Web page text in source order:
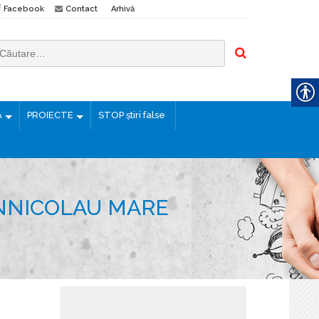
Facebook Contact Arhivă
PROIECTE STOP știri false
MARE